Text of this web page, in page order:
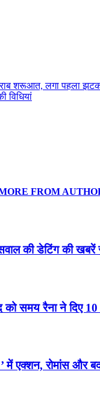
शरूआत, लगा पहला
विधियां
FROM
की डेटिंग की खबरें
को समय रैना ने दिए
में एक्शन, रोमांस और